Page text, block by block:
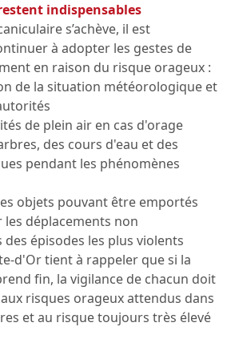
indispensables
s’achève, il est
à adopter les gestes de
en raison du risque orageux :
de la situation météorologique et
de plein air en cas d'orage
des cours d'eau et des
pendant les phénomènes
objets pouvant être emportés
déplacements non
épisodes les plus violents
d'Or tient à rappeler que si la
fin, la vigilance de chacun doit
risques orageux attendus dans
et au risque toujours très élevé